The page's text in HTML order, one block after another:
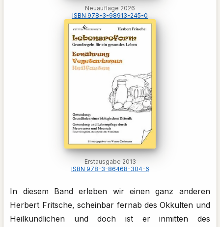
Neuauflage 2026
ISBN 978-3-98913-245-0
Erstausgabe 2013
ISBN 978-3-86468-304-6
In diesem Band erleben wir einen ganz anderen
Herbert Fritsche, scheinbar fernab des Okkulten und
Heilkundlichen und doch ist er inmitten des